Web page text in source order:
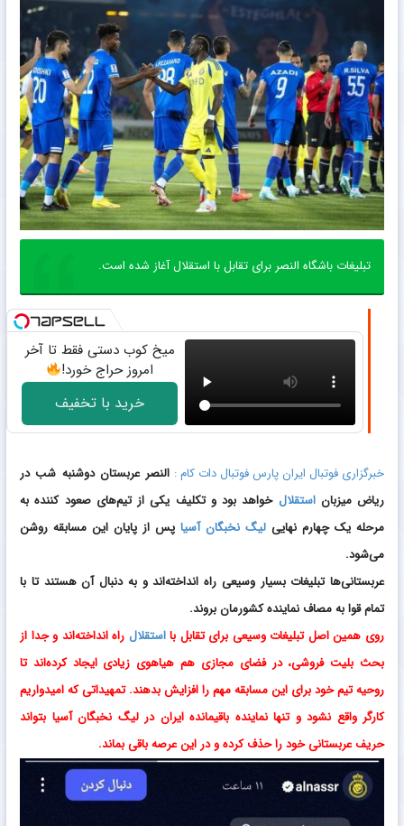
تبلیغات باشگاه النصر برای تقابل با استقلال آغاز شده است.
میخ کوب دستی فقط تا آخر
امروز حراج خورد!
خرید با تخفیف
خبرگزاری فوتبال ایران پارس فوتبال دات کام : النصر عربستان دوشنبه شب در
ریاض میزباناستقلال خواهد بود و تکلیف یکی از تیم‌های صعود کننده به
مرحله یک چهارم نهایی لیگ نخبگان آسیا پس از پایان این مسابقه روشن
می‌شود.
عربستانی‌ها تبلیغات بسیار وسیعی راه انداخته‌اند و به دنبال آن هستند تا با
تمام قوا به مصاف نماینده کشورمان بروند.
روی همین اصل تبلیغات وسیعی برای تقابل بااستقلال راه انداخته‌اند و جدا از
بحث بلیت فروشی، در فضای مجازی هم هیاهوی زیادی ایجاد کرده‌اند تا
روحیه تیم خود برای این مسابقه مهم را افزایش بدهند. تمهیداتی که امیدواریم
کارگر واقع نشود و تنها نماینده باقیمانده ایران در لیگ نخبگان آسیا بتواند
حریف عربستانی خود را حذف کرده و در این عرصه باقی بماند.